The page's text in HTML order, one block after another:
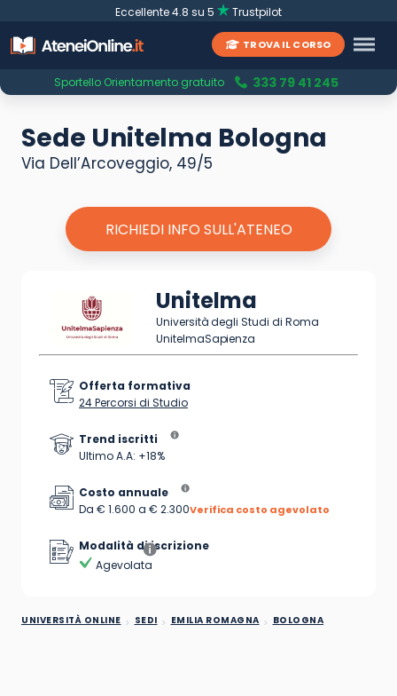
Eccellente 4.8 su 5 Trustpilot
TROVA IL CORSO
Sportello Orientamento gratuito 333 79 41 245
Sede Unitelma Bologna
Via Dell’Arcoveggio, 49/5
RICHIEDI INFO SULL'ATENEO
Unitelma
Università degli Studi di Roma
UnitelmaSapienza
Offerta formativa
24 Percorsi di Studio
Trend iscritti
Ultimo A.A: +18%
Costo annuale
Da € 1.600 a € 2.300Verifica costo agevolato
Modalità di iscrizione
Agevolata
UNIVERSITÀ ONLINE SEDI EMILIA ROMAGNA BOLOGNA